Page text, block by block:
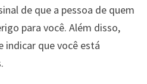
de que a pessoa de quem
para você. Além disso,
indicar que você está